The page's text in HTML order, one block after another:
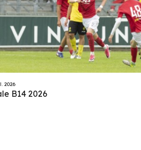
2026
B14 2026